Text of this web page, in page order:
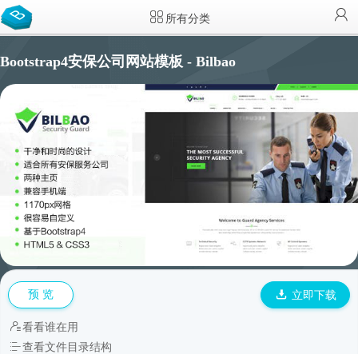
所有分类
Bootstrap4安保公司网站模板 - Bilbao
预 览 立即下载
看看谁在用
查看文件目录结构